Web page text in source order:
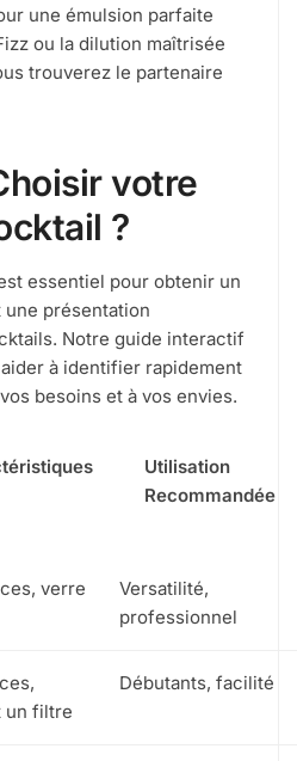
une émulsion parfaite
ou la dilution maîtrisée
trouverez le partenaire
votre
?
essentiel pour obtenir un
une présentation
Notre guide interactif
à identifier rapidement
besoins et à vos envies.
Utilisation
Recommandée
verre
Versatilité,
professionnel
un filtre
Débutants, facilité